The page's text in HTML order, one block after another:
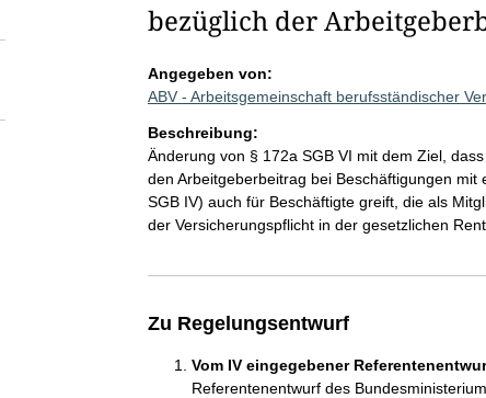
bezüglich der
Angegeben von:
ABV - Arbeitsgemeinschaft berufsständischer
Beschreibung:
Änderung von § 172a SGB VI mit dem Ziel,
den Arbeitgeberbeitrag bei Beschäftigungen
SGB IV) auch für Beschäftigte greift, die als
der Versicherungspflicht in der gesetzlichen
Zu Regelungsentwurf
Vom IV eingegebener
Referentenentwurf des